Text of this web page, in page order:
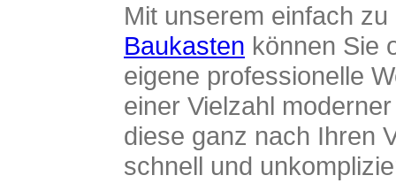
Mit unserem einfach
Baukasten können Sie
eigene professionelle
einer Vielzahl
diese ganz nach Ihren
schnell und